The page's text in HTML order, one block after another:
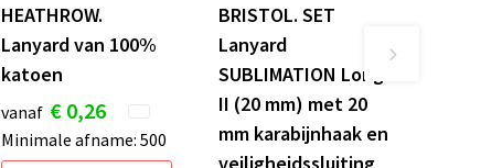
HEATHROW.
Lanyard van 100%
katoen
vanaf € 0,26
Minimale afname: 500
BRISTOL. SET
Lanyard
SUBLIMATION Long
II (20 mm) met 20
mm karabijnhaak en
veiligheidssluiting